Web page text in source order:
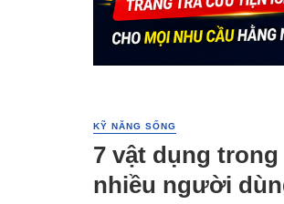
KỸ NĂNG SỐNG
7 vật dụng
nhiều người